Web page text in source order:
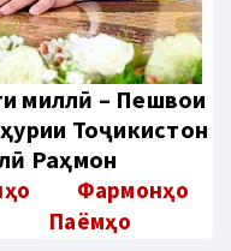
миллӣ – Пешвои
Тоҷикистон
Раҳмон
Фармонҳо
Паёмҳо